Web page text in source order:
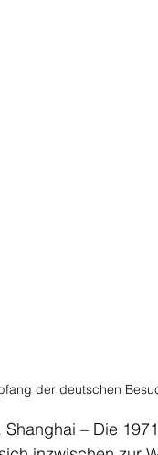
der deutschen
Shanghai – Die